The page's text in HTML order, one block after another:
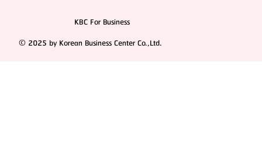
KBC For Business
© 2025 by Korean Business Center Co.,Ltd.